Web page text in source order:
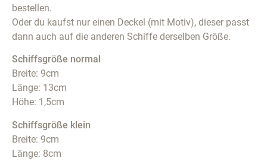
bestellen.
Oder du kaufst nur einen Deckel (mit Motiv), dieser passt
dann auch auf die anderen Schiffe derselben Größe.
Schiffsgröße normal
Breite: 9cm
Länge: 13cm
Höhe: 1,5cm
Schiffsgröße klein
Breite: 9cm
Länge: 8cm